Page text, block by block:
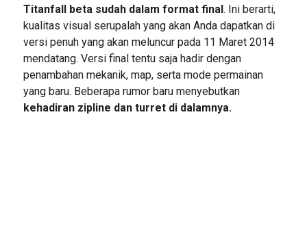
Titanfall beta sudah dalam format final. Ini berarti,
kualitas visual serupalah yang akan Anda dapatkan di
versi penuh yang akan meluncur pada 11 Maret 2014
mendatang. Versi final tentu saja hadir dengan
penambahan mekanik, map, serta mode permainan
yang baru. Beberapa rumor baru menyebutkan
kehadiran zipline dan turret di dalamnya.